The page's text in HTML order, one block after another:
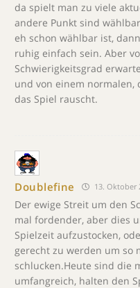
da spielt man zu viele
andere Punkt sind
eh schon wählbar ist,
ruhig einfach sein. Aber
Schwierigkeitsgrad
und von einem normalen,
das Spiel rauscht.
Doublefine 13. Oktober
Der ewige Streit um den
mal fordender, aber dies
Spielzeit aufzustocken,
gerecht zu werden um so
schlucken.Heute sind die
umfangreich, halten den